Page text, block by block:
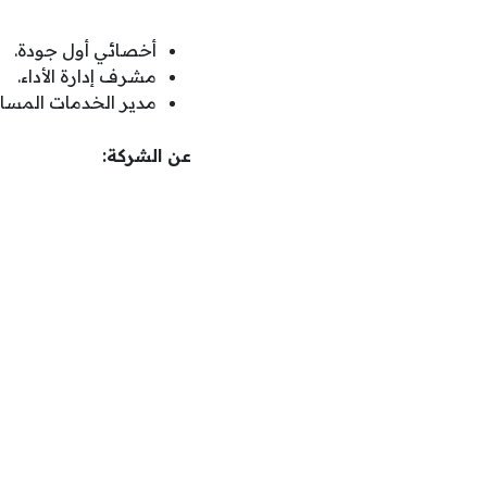
أخصائي أول جودة.
مشرف إدارة الأداء.
مدير الخدمات
عن الشركة: